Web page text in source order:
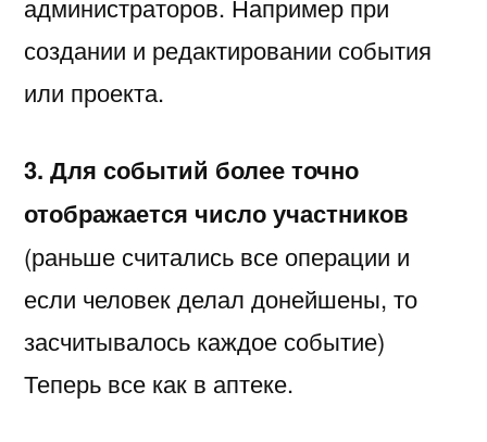
администраторов. Например при
создании и редактировании события
или проекта.
3. Для событий более точно
отображается число участников
(раньше считались все операции и
если человек делал донейшены, то
засчитывалось каждое событие)
Теперь все как в аптеке.